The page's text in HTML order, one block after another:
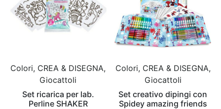
Colori, CREA & DISEGNA,
Giocattoli
Set ricarica per lab.
Perline SHAKER
Colori, CREA & DISEGNA,
Giocattoli
Set creativo dipingi con
Spidey amazing friends